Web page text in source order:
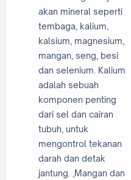
akan mineral seperti
tembaga, kalium,
kalsium, magnesium,
mangan, seng, besi
dan selenium. Kalium
adalah sebuah
komponen penting
dari sel dan cairan
tubuh, untuk
mengontrol tekanan
darah dan detak
jantung. ,Mangan dan